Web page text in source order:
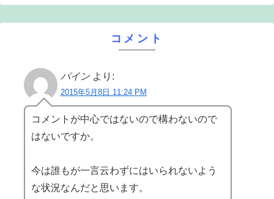
コメント
パイン より:
2015年5月8日 11:24 PM
コメントが中心ではないので構わないので
はないですか。
今は誰もが一言云わずにはいられないよう
な状況なんだと思います。